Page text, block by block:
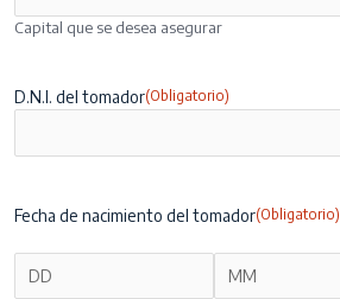
Capital que se desea asegurar
D.N.I. del tomador(Obligatorio)
Fecha de nacimiento del tomador(Obligatorio)